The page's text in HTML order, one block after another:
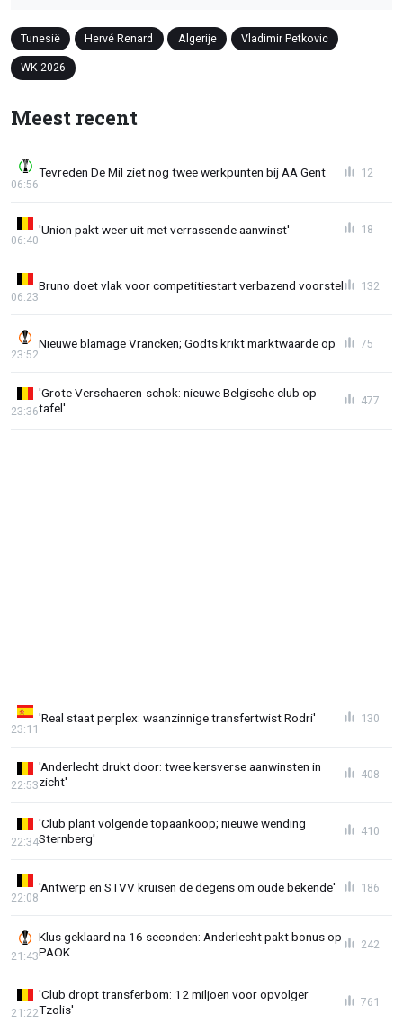
Tunesië Hervé Renard Algerije Vladimir Petkovic
WK 2026
Meest recent
Tevreden De Mil ziet nog twee werkpunten bij AA Gent
06:56
12
'Union pakt weer uit met verrassende aanwinst'
06:40
18
Bruno doet vlak voor competitiestart verbazend voorstel
06:23
132
Nieuwe blamage Vrancken; Godts krikt marktwaarde op
23:52
75
'Grote Verschaeren-schok: nieuwe Belgische club op
tafel'
23:36
477
'Real staat perplex: waanzinnige transfertwist Rodri'
23:11
130
'Anderlecht drukt door: twee kersverse aanwinsten in
zicht'
22:53
408
'Club plant volgende topaankoop; nieuwe wending
Sternberg'
22:34
410
'Antwerp en STVV kruisen de degens om oude bekende'
22:08
186
Klus geklaard na 16 seconden: Anderlecht pakt bonus op
PAOK
21:43
242
'Club dropt transferbom: 12 miljoen voor opvolger
Tzolis'
21:22
761